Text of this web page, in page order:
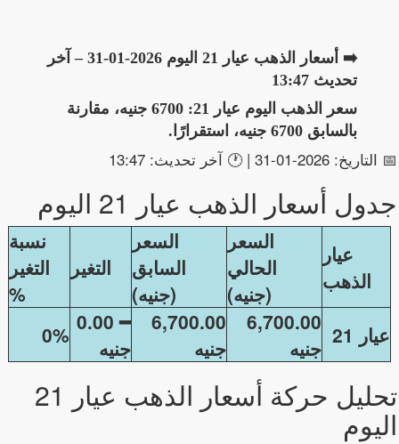
➡️ أسعار الذهب عيار 21 اليوم 2026-01-31 – آخر
تحديث 13:47
سعر الذهب اليوم عيار 21: 6700 جنيه، مقارنة
بالسابق 6700 جنيه، استقرارًا.
📅 التاريخ: 2026-01-31 | 🕐 آخر تحديث: 13:47
جدول أسعار الذهب عيار 21 اليوم
عيار
الذهب
السعر
الحالي
(جنيه)
السعر
السابق
(جنيه)
التغير
نسبة
التغير
%
عيار 21
6,700.00
جنيه
6,700.00
جنيه
━ 0.00
جنيه
0%
تحليل حركة أسعار الذهب عيار 21
اليوم